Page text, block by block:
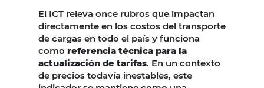
El ICT releva once rubros que impactan
directamente en los costos del transporte
de cargas en todo el país y funciona
como referencia técnica para la
actualización de tarifas. En un contexto
de precios todavía inestables, este